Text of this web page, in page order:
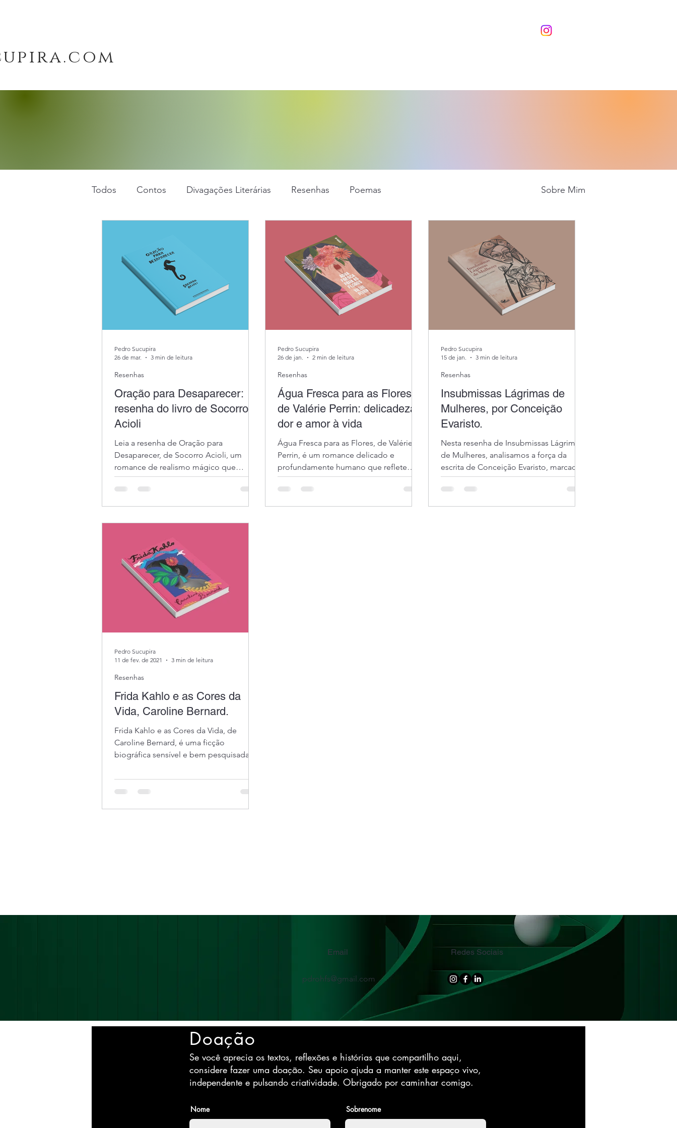
Sobre Mim
Todos Contos Divagações Literárias Resenhas Poemas Sobre Mim
Oração para Desaparecer:
resenha do livro de Socorro
Acioli
Leia a resenha de Oração para
Desaparecer, de Socorro Acioli, um
romance de realismo mágico que
mistura memória, identidade e
recomeços. Inspirada por tradições
sensível sobre vida, morte e
reconstrução, conduzindo o leitor por
uma travessia íntima e simbólica.
Resenhas
Pedro Sucupira
26 de mar.
3 min de leitura
Água Fresca para as Flores,
de Valérie Perrin: delicadeza,
dor e amor à vida
Água Fresca para as Flores, de Valérie
Perrin, é um romance delicado e
profundamente humano que reflete
sobre luto, amor, memória e superação.
Ambientado em um cemitério, o livro
Resenhas
Pedro Sucupira
26 de jan.
2 min de leitura
Insubmissas Lágrimas de
Mulheres, por Conceição
Evaristo.
Nesta resenha de Insubmissas Lágrimas
de Mulheres, analisamos a força da
escrita de Conceição Evaristo, marcada
pela escrevivência e pela reconstrução
de memórias silenciadas. A obra reúne
Resenhas
Pedro Sucupira
15 de jan.
3 min de leitura
Frida Kahlo e as Cores da
Vida, Caroline Bernard.
Frida Kahlo e as Cores da Vida, de
Caroline Bernard, é uma ficção
biográfica sensível e bem pesquisada
autora romanceia episódios reais da
vida de Frida, abordando arte, dor,
Resenhas
Pedro Sucupira
11 de fev. de 2021
3 min de leitura
Email
pdrohfs@gmail.com
Redes Sociais
Doação
Se você aprecia os textos, reflexões e histórias que compartilho aqui,
considere fazer uma doação. Seu apoio ajuda a manter este espaço vivo,
independente e pulsando criatividade. Obrigado por caminhar comigo.
Nome Sobrenome